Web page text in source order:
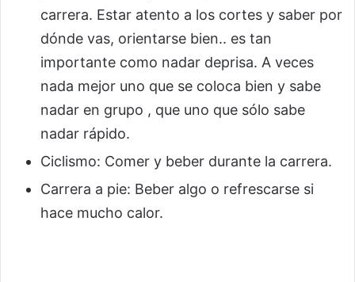
carrera. Estar atento a los cortes y saber por
dónde vas, orientarse bien.. es tan
importante como nadar deprisa. A veces
nada mejor uno que se coloca bien y sabe
nadar en grupo , que uno que sólo sabe
nadar rápido.
Ciclismo: Comer y beber durante la carrera.
Carrera a pie: Beber algo o refrescarse si
hace mucho calor.